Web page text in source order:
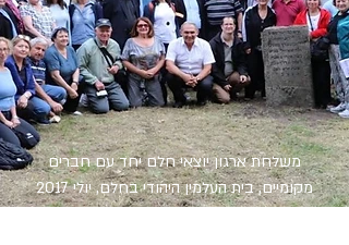
משלחת ארגון יוצאי חלם יחד עם חברים
מקומיים, בית העלמין היהודי בחלם, יולי 2017